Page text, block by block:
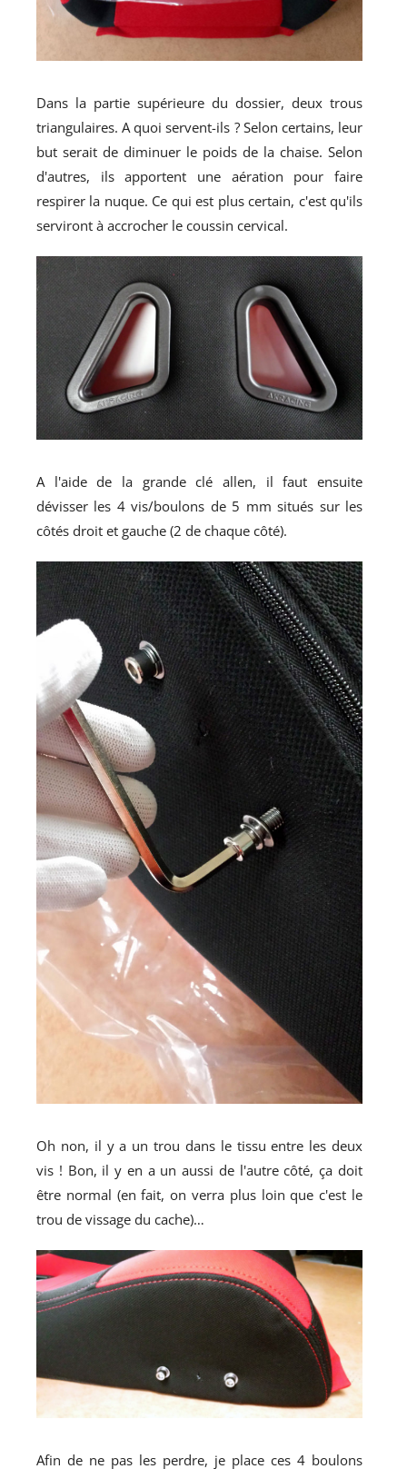
Dans la partie supérieure du dossier, deux trous
triangulaires. A quoi servent-ils ? Selon certains, leur
but serait de diminuer le poids de la chaise. Selon
d'autres, ils apportent une aération pour faire
respirer la nuque. Ce qui est plus certain, c'est qu'ils
serviront à accrocher le coussin cervical.
A l'aide de la grande clé allen, il faut ensuite
dévisser les 4 vis/boulons de 5 mm situés sur les
côtés droit et gauche (2 de chaque côté).
Oh non, il y a un trou dans le tissu entre les deux
vis ! Bon, il y en a un aussi de l'autre côté, ça doit
être normal (en fait, on verra plus loin que c'est le
trou de vissage du cache)…
Afin de ne pas les perdre, je place ces 4 boulons